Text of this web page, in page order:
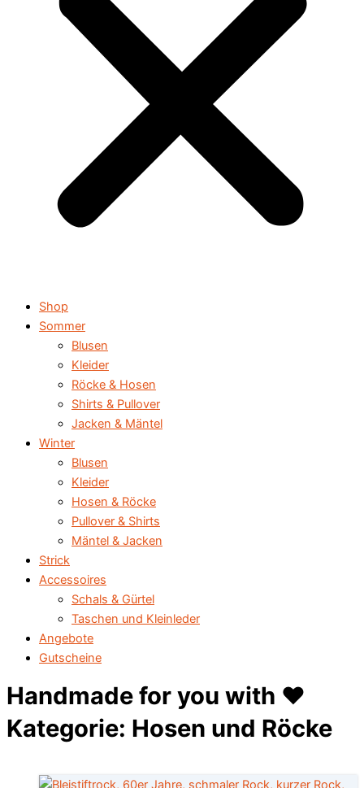
Shop
Sommer
Blusen
Kleider
Röcke & Hosen
Shirts & Pullover
Jacken & Mäntel
Winter
Blusen
Kleider
Hosen & Röcke
Pullover & Shirts
Mäntel & Jacken
Strick
Accessoires
Schals & Gürtel
Taschen und Kleinleder
Angebote
Gutscheine
Handmade for you with ♥️
Kategorie: Hosen und Röcke